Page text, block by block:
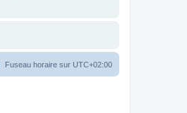
Fuseau horaire sur UTC+02:00